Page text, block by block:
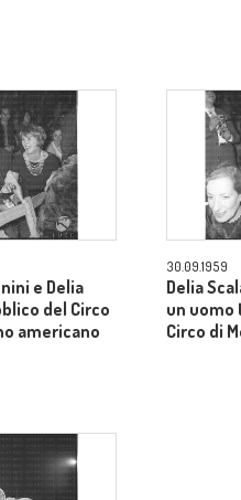
e Delia
del Circo
americano
30.09.1959
Delia
un uomo
Circo di